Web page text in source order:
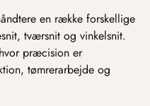
en række forskellige
tværsnit og vinkelsnit.
præcision er
tømrerarbejde og